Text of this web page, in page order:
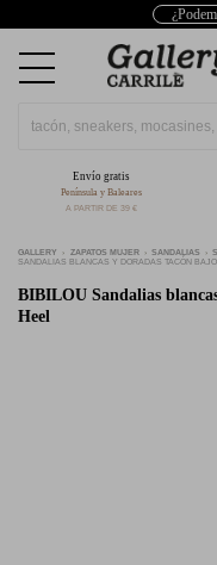
Envío gratis
Península y Baleares
A PARTIR DE 39 €
GALLERY ZAPATOS MUJER SANDALIAS
SANDALIAS BLANCAS Y DORADAS TACÓN BAJO
BIBILOU Sandalias
Heel